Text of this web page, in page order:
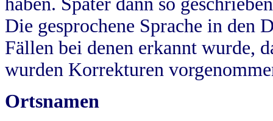
Die gesprochene Sprache in
Fällen bei denen erkannt wurde,
wurden Korrekturen
Ortsnamen